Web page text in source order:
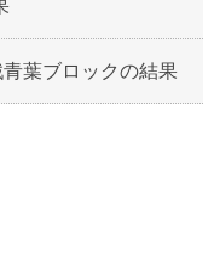
葉ブロックの結果